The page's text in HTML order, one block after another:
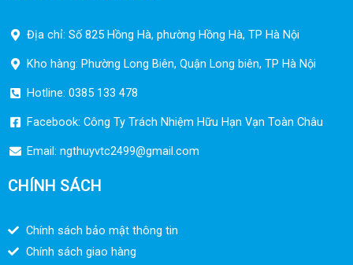
Địa chỉ: Số 825 Hồng Hà, phường Hồng Hà, TP Hà Nội
Kho hàng: Phường Long Biên, Quận Long biên, TP Hà Nội
Hotline: 0385 133 478
Facebook: Công Ty Trách Nhiệm Hữu Hạn Vạn Toàn Châu
Email: ngthuyvtc2499@gmail.com
CHÍNH SÁCH
Chính sách bảo mật thông tin
Chính sách giao hàng